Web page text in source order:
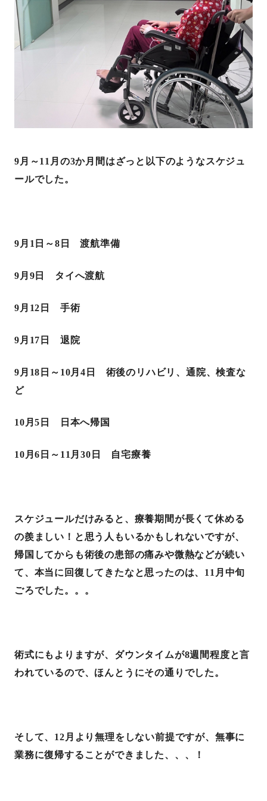
9月～11月の3か月間はざっと以下のようなスケジュ
ールでした。
9月 1 日～8 日 渡航準備
9月 9 日 タイへ渡航
9月 12 日 手術
9月 17 日 退院
9月 18 日～ 10月4 日 術後のリハビリ、通院、検査な
ど
10月5 日 日本へ帰国
10月6 日～ 11月30 日 自宅療養
スケジュールだけみると、療養期間が長くて休める
の羨ましい！と思う人もいるかもしれないですが、
帰国してからも術後の患部の痛みや微熱などが続い
て、本当に回復してきたなと思ったのは、 11月中旬
ごろでした。。。
術式にもよりますが、ダウンタイムが8週間程度と言
われているので、ほんとうにその通りでした。
そして、 12月より無理をしない前提ですが、無事に
業務に復帰することができました、、、！